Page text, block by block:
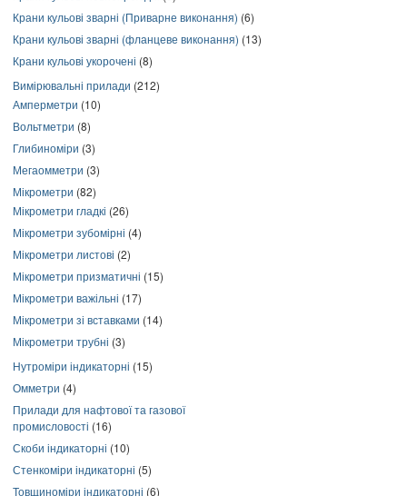
Крани кульові зварні (Приварне виконання) (6)
Крани кульові зварні (фланцеве виконання) (13)
Крани кульові укорочені (8)
Вимірювальні прилади (212)
Амперметри (10)
Вольтметри (8)
Глибиноміри (3)
Мегаомметри (3)
Мікрометри (82)
Мікрометри гладкі (26)
Мікрометри зубомірні (4)
Мікрометри листові (2)
Мікрометри призматичні (15)
Мікрометри важільні (17)
Мікрометри зі вставками (14)
Мікрометри трубні (3)
Нутроміри індикаторні (15)
Омметри (4)
Прилади для нафтової та газової
промисловості (16)
Скоби індикаторні (10)
Стенкоміри індикаторні (5)
Товщиноміри індикаторні (6)